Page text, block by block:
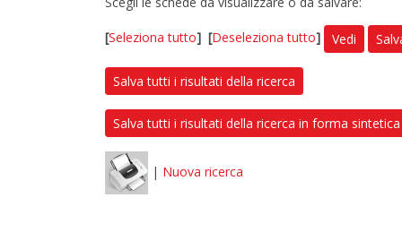
[Seleziona tutto] [Deseleziona tutto] Vedi
Salva tutti i risultati della ricerca
Salva tutti i risultati della ricerca in forma sintetica
| Nuova ricerca